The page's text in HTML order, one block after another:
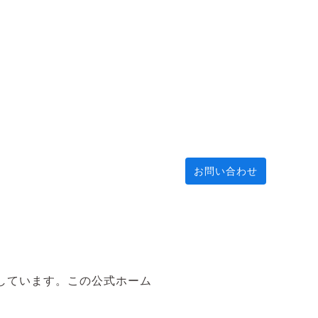
ています。この公式ホーム
お問い合わせ